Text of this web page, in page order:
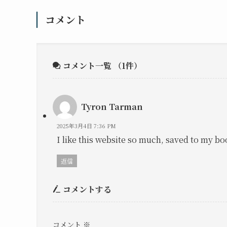
コメント
コメント一覧 （1件）
Tyron Tarman
2025年3月4日 7:36 PM
I like this website so much, saved to my
返信
コメントする
コメント ※